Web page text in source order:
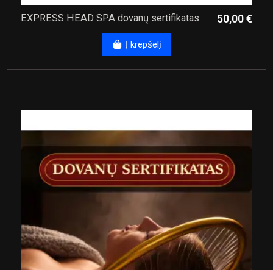
EXPRESS HEAD SPA dovanų sertifikatas 50,00 €
Į krepšelį